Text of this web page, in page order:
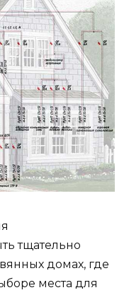
тщательно
домах, где
места для